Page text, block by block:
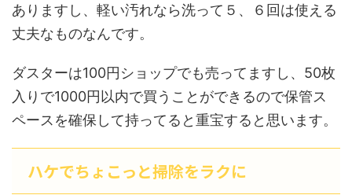
ありますし、軽い汚れなら洗って５、６回は使える
丈夫なものなんです。
ダスターは100円ショップでも売ってますし、50枚
入りで1000円以内で買うことができるので保管ス
ペースを確保して持ってると重宝すると思います。
ハケでちょこっと掃除をラクに